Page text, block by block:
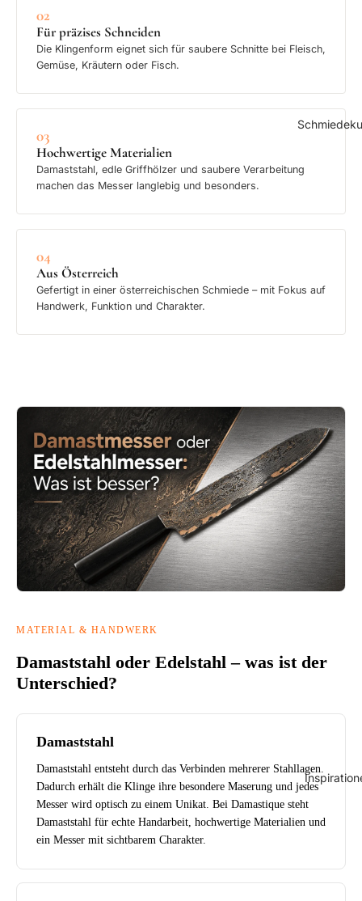
02
Für präzises Schneiden
Die Klingenform eignet sich für saubere Schnitte bei Fleisch,
Gemüse, Kräutern oder Fisch.
03
Hochwertige Materialien
Damaststahl, edle Griffhölzer und saubere Verarbeitung
machen das Messer langlebig und besonders.
04
Aus Österreich
Gefertigt in einer österreichischen Schmiede – mit Fokus auf
Handwerk, Funktion und Charakter.
MATERIAL & HANDWERK
Damaststahl oder Edelstahl – was ist der
Unterschied?
Damaststahl
Damaststahl entsteht durch das Verbinden mehrerer Stahllagen.
Dadurch erhält die Klinge ihre besondere Maserung und jedes
Messer wird optisch zu einem Unikat. Bei Damastique steht
Damaststahl für echte Handarbeit, hochwertige Materialien und
ein Messer mit sichtbarem Charakter.